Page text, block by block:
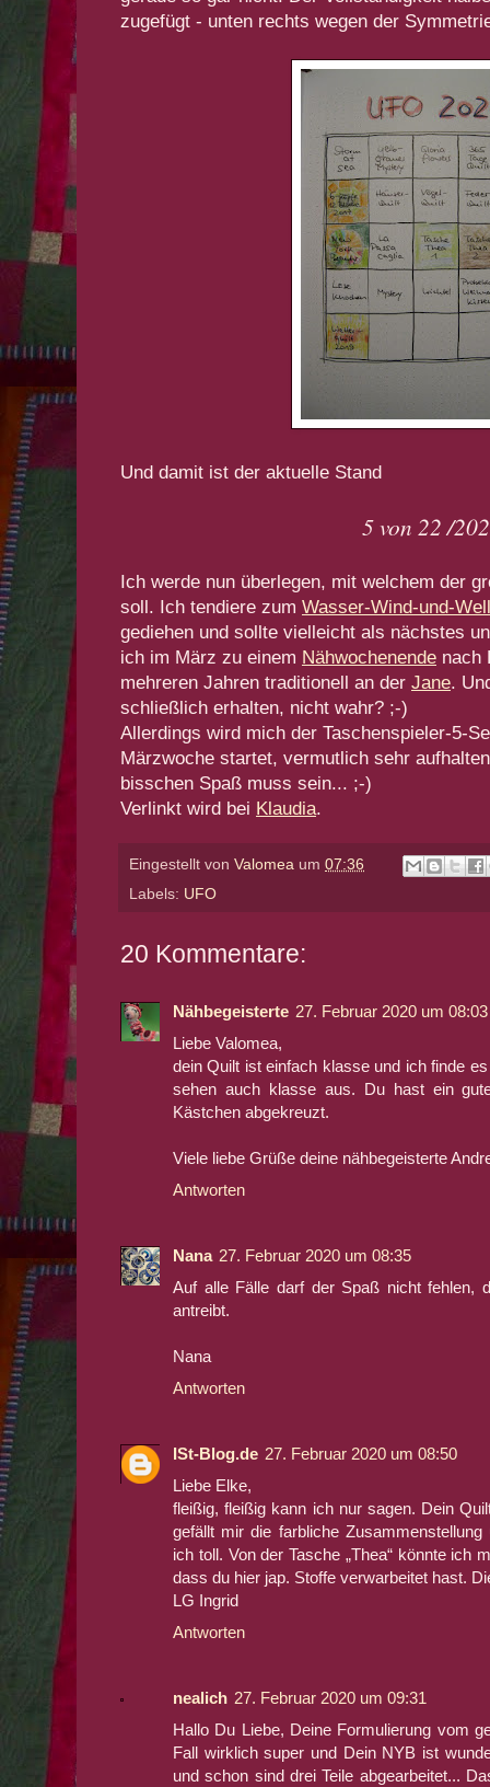
zugefügt - unten rechts wegen der
Und damit ist der aktuelle Stand
5 von 22 /
Ich werde nun überlegen, mit welchem der
soll. Ich tendiere zum Wasser-Wind-und-
gediehen und sollte vielleicht als nächstes
ich im März zu einem Nähwochenende nach
mehreren Jahren traditionell an der Jane.
schließlich erhalten, nicht wahr? ;-)
Allerdings wird mich der Taschenspieler-5-
Märzwoche startet, vermutlich sehr
bisschen Spaß muss sein... ;-)
Verlinkt wird bei Klaudia.
Eingestellt von Valomea um 07:36
Labels: UFO
20 Kommentare:
Nähbegeisterte 27. Februar 2020 um 08:03
Liebe Valomea,
dein Quilt ist einfach klasse und ich finde
sehen auch klasse aus. Du hast ein
Kästchen abgekreuzt.
Viele liebe Grüße deine nähbegeisterte
Antworten
Nana 27. Februar 2020 um 08:35
Auf alle Fälle darf der Spaß nicht fehlen,
antreibt.
Nana
Antworten
ISt-Blog.de 27. Februar 2020 um 08:50
Liebe Elke,
fleißig, fleißig kann ich nur sagen. Dein
gefällt mir die farbliche
ich toll. Von der Tasche „Thea“ könnte ich
dass du hier jap. Stoffe verwarbeitet hast.
LG Ingrid
Antworten
nealich 27. Februar 2020 um 09:31
Hallo Du Liebe, Deine Formulierung vom
Fall wirklich super und Dein NYB ist
und schon sind drei Teile abgearbeitet...